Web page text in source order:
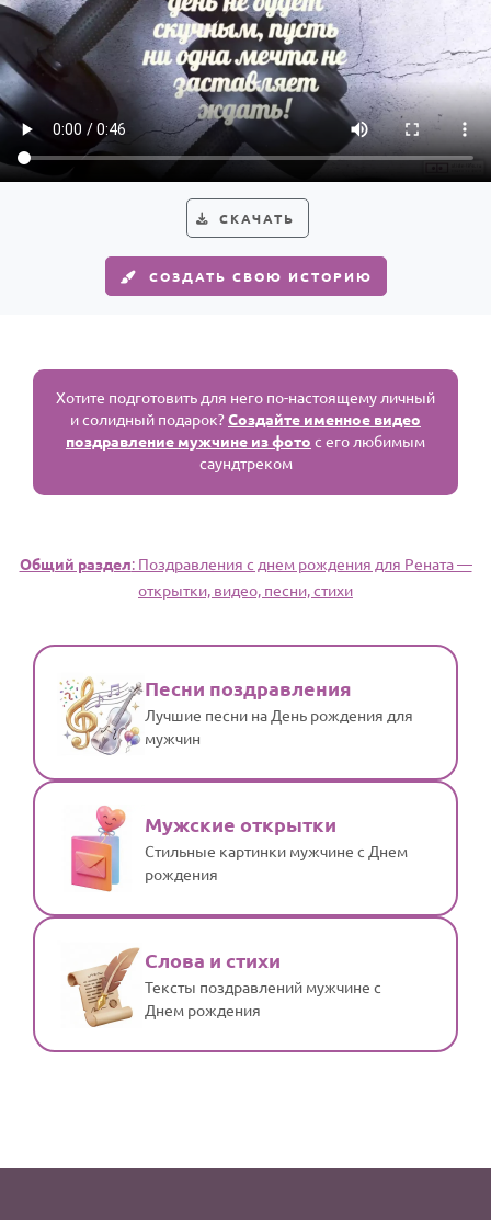
СКАЧАТЬ
СОЗДАТЬ СВОЮ ИСТОРИЮ
Хотите подготовить для него по-настоящему личный
и солидный подарок?Создайте именное видео
поздравление мужчине из фото с его любимым
саундтреком
Общий раздел: Поздравления с днем рождения для Рената —
открытки, видео, песни, стихи
Песни поздравления
Лучшие песни на День рождения для
мужчин
Мужские открытки
Стильные картинки мужчине с Днем
рождения
Слова и стихи
Тексты поздравлений мужчине с
Днем рождения